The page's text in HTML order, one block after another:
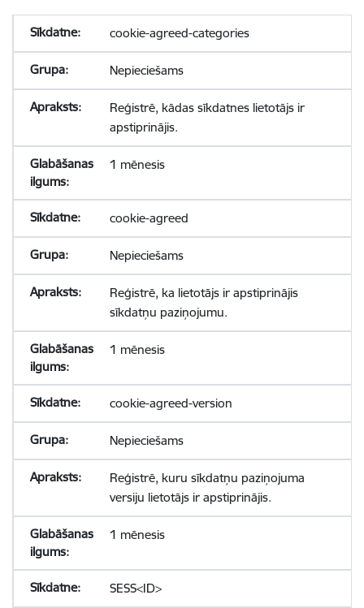
cookie-agreed-categories
Nepieciešams
Reģistrē, kādas sīkdatnes lietotājs ir
apstiprinājis.
1 mēnesis
cookie-agreed
Nepieciešams
Reģistrē, ka lietotājs ir apstiprinājis
sīkdatņu paziņojumu.
1 mēnesis
cookie-agreed-version
Nepieciešams
Reģistrē, kuru sīkdatņu paziņojuma
versiju lietotājs ir apstiprinājis.
1 mēnesis
SESS<ID>